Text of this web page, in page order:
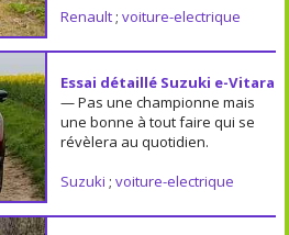
Renault ; voiture-electrique
Essai détaillé Suzuki e-Vitara
— Pas une championne mais
une bonne à tout faire qui se
révèlera au quotidien.
Suzuki ; voiture-electrique